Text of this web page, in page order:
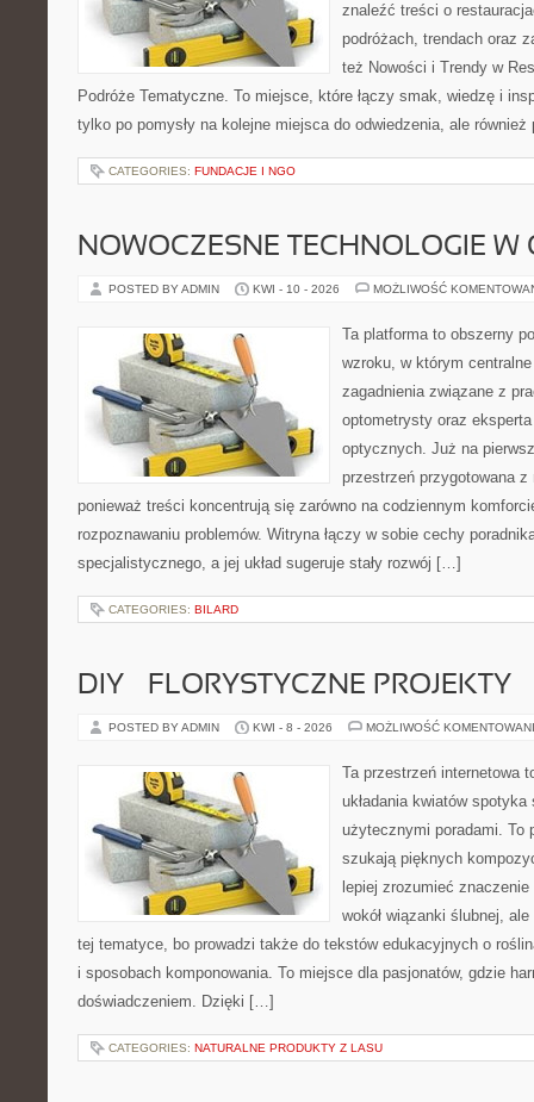
znaleźć treści o
podróżach, trendach oraz
też Nowości i Trendy w
Podróże Tematyczne. To miejsce, które łączy smak, wiedzę i
tylko po pomysły na kolejne miejsca do odwiedzenia, ale
CATEGORIES: FUNDACJE I NGO
NOWOCZESNE TECHNOLOGIE W
POSTED BY ADMIN KWI - 10 - 2026 MOŻLIWOŚĆ
Ta platforma to obszerny
wzroku, w którym
zagadnienia związane z
optometrysty oraz
optycznych. Już na
przestrzeń przygotowana
ponieważ treści koncentrują się zarówno na codziennym
rozpoznawaniu problemów. Witryna łączy w sobie cechy
specjalistycznego, a jej układ sugeruje stały rozwój […]
CATEGORIES: BILARD
DIY – FLORYSTYCZNE PROJEKTY
POSTED BY ADMIN KWI - 8 - 2026 MOŻLIWOŚĆ
Ta przestrzeń internetowa
układania kwiatów
użytecznymi poradami. To
szukają pięknych
lepiej zrozumieć
wokół wiązanki ślubnej,
tej tematyce, bo prowadzi także do tekstów edukacyjnych o
i sposobach komponowania. To miejsce dla pasjonatów, gdzie
doświadczeniem. Dzięki […]
CATEGORIES: NATURALNE PRODUKTY Z LASU